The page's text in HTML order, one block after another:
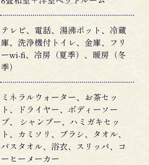
テレビ、電話、湯沸ポット、冷蔵
庫、洗浄機付トイレ、金庫、フリ
ーwi-fi、冷房（夏季）、暖房（冬
季）
ミネラルウォーター、お茶セッ
ト、ドライヤー、ボディーソー
プ、 シャンプー、ハミガキセッ
ト、カミソリ、ブラシ、タオル、
バスタオル、浴衣、スリッパ、コ
ーヒーメーカー